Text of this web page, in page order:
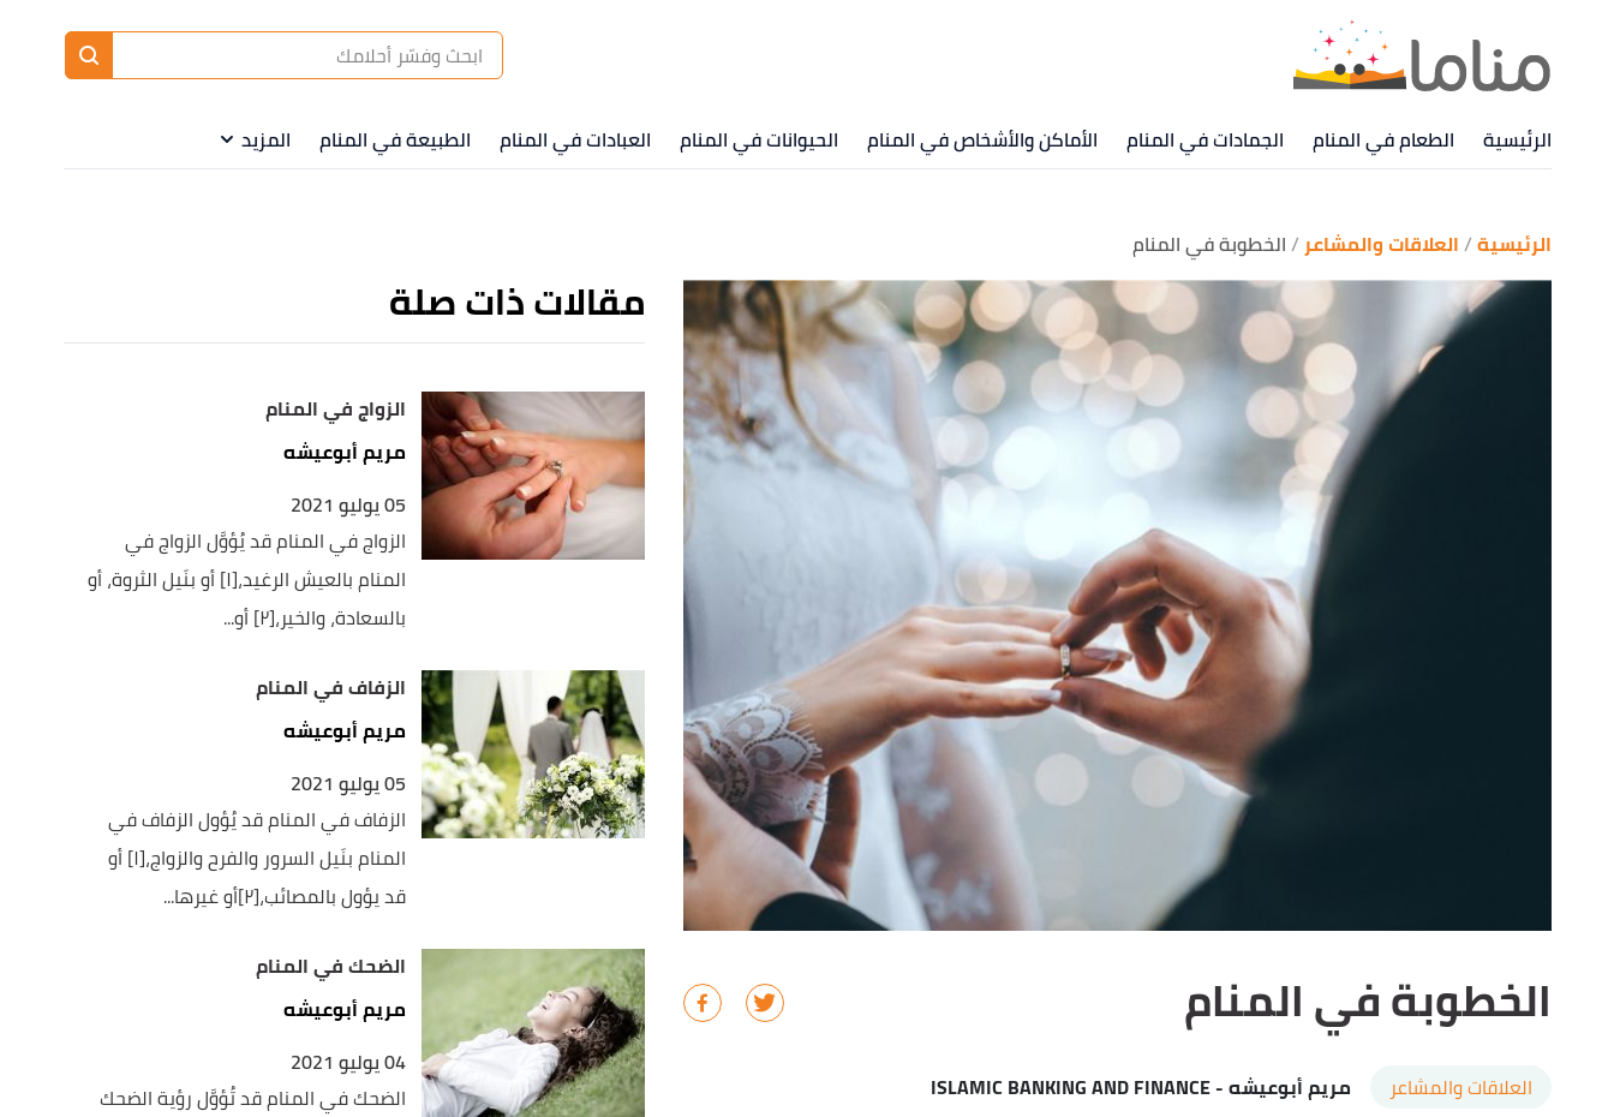
الرئيسية الطعام في المنام الجمادات في المنام الأماكن والأشخاص في المنام الحيوانات في المنام العبادات في المنام الطبيعة في المنام المزيد
الرئيسية العلاقات والمشاعر الخطوبة في المنام
الخطوبة في المنام
العلاقات والمشاعر مريم أبوعيشه- ISLAMIC BANKING AND FINANCE
مقالات ذات صلة
الزواج في المنام
مريم أبوعيشه
05 يوليو 2021
الزواج في المنام قد يُؤوَّل الزواج في
المنام بالعيش الرغيد،[١] أو بنَيل الثروة، أو
بالسعادة، والخير،[٢] أو...
الزفاف في المنام
مريم أبوعيشه
05 يوليو 2021
الزفاف في المنام قد يُؤول الزفاف في
المنام بنَيل السرور والفرح والزواج،[١] أو
قد يؤول بالمصائب،[٢]أو غيرها...
الضحك في المنام
مريم أبوعيشه
04 يوليو 2021
الضحك في المنام قد تُؤوَّل رؤية الضحك